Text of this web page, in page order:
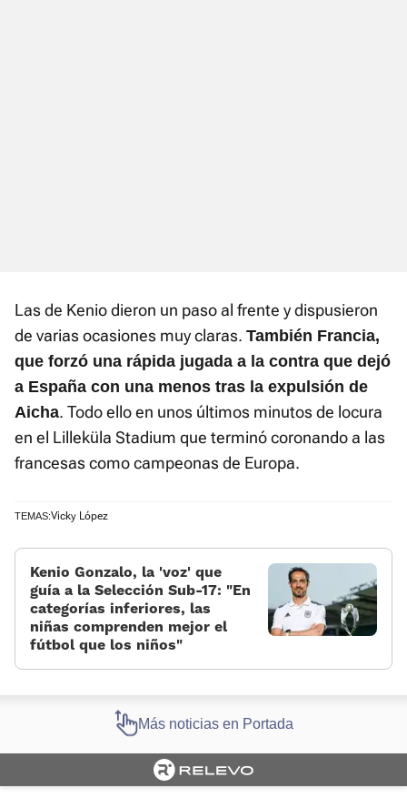
Las de Kenio dieron un paso al frente y dispusieron
de varias ocasiones muy claras. También Francia,
que forzó una rápida jugada a la contra que dejó
a España con una menos tras la expulsión de
Aicha. Todo ello en unos últimos minutos de locura
en el Lilleküla Stadium que terminó coronando a las
francesas como campeonas de Europa.
TEMAS:Vicky López
Kenio Gonzalo, la 'voz' que
guía a la Selección Sub-17: «En
categorías inferiores, las
niñas comprenden mejor el
fútbol que los niños»
Más noticias en Portada